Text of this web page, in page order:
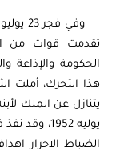
تقدمت قوات من
الحكومة والإذاعة
هذا التحرك، أملت
يوليه 1952،
الضباط الاحرار